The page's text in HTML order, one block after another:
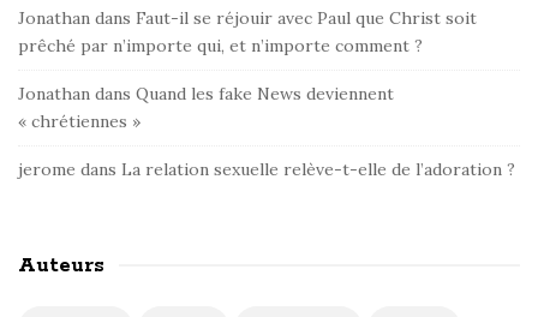
Jonathan dans Faut-il se réjouir avec Paul que Christ soit
prêché par n’importe qui, et n’importe comment ?
Jonathan dans Quand les fake News deviennent
« chrétiennes »
jerome dans La relation sexuelle relève-t-elle de l’adoration ?
Auteurs